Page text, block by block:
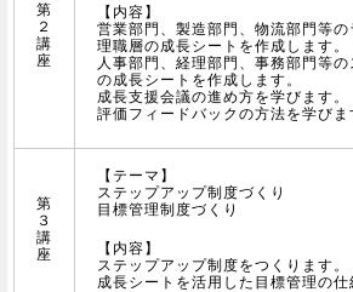
第
２
講
座
【内容】
営業部門、製造部門、物流部門等
理職層の成長シートを作成します。
人事部門、経理部門、事務部門等
の成長シートを作成します。
成長支援会議の進め方を学びます。
評価フィードバックの方法を学びま
第
３
講
座
【テーマ】
ステップアップ制度づくり
目標管理制度づくり
【内容】
ステップアップ制度をつくります。
成長シートを活用した目標管理の仕